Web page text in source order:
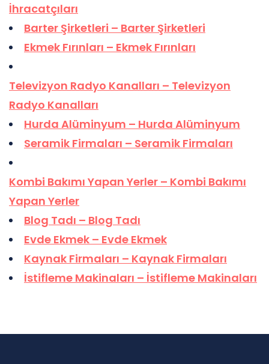
İhracatçıları
Barter Şirketleri – Barter Şirketleri
Ekmek Fırınları – Ekmek Fırınları
Televizyon Radyo Kanalları – Televizyon
Radyo Kanalları
Hurda Alüminyum – Hurda Alüminyum
Seramik Firmaları – Seramik Firmaları
Kombi Bakımı Yapan Yerler – Kombi Bakımı
Yapan Yerler
Blog Tadı – Blog Tadı
Evde Ekmek – Evde Ekmek
Kaynak Firmaları – Kaynak Firmaları
İstifleme Makinaları – İstifleme Makinaları